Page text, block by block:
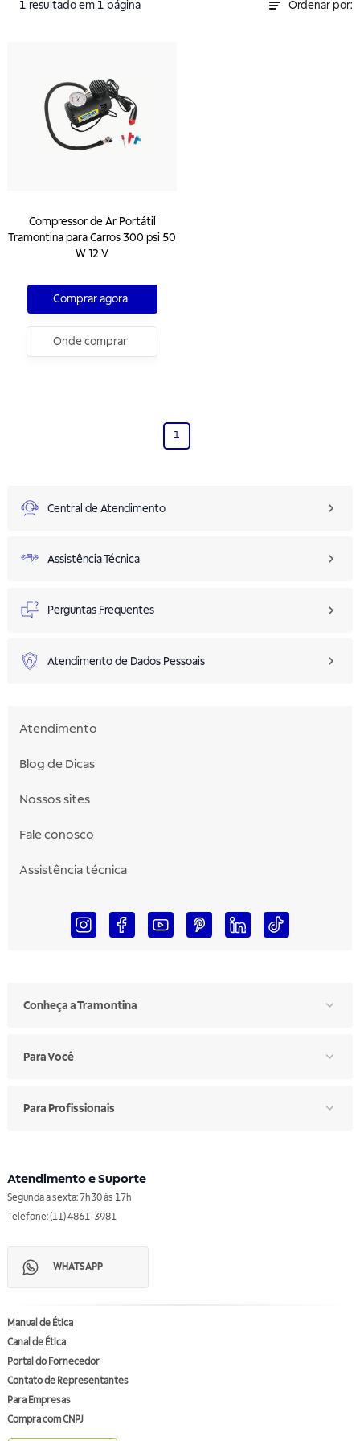
1 resultado em 1 página Ordenar por:
Compressor de Ar Portátil
Tramontina para Carros 300 psi 50
W 12 V
Comprar agora
Onde comprar
1
Central de Atendimento
Assistência Técnica
Perguntas Frequentes
Atendimento de Dados Pessoais
Atendimento
Blog de Dicas
Nossos sites
Fale conosco
Assistência técnica
Conheça a Tramontina
Para Você
Para Profissionais
Atendimento e Suporte
Segunda a sexta: 7h30 às 17h
Telefone: (11) 4861-3981
WHATSAPP
Manual de Ética
Canal de Ética
Portal do Fornecedor
Contato de Representantes
Para Empresas
Compra com CNPJ